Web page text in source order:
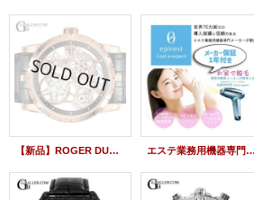
【新品】ROGER DUBUIS ロジェデュブイ エクスカリバー スケルトン PG 42mm DBEX0698 エステ業務用機器専門メーカー開発 家庭用脱毛器 エピレスト クール＆エキスパート epirest Cool & expert